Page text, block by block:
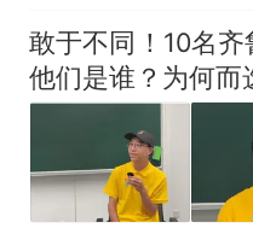
敢于不同！10名齐
他们是谁？为何而